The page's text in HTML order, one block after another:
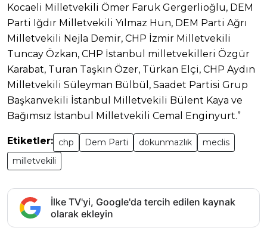
Kocaeli Milletvekili Ömer Faruk Gergerlioğlu, DEM
Parti Iğdır Milletvekili Yılmaz Hun, DEM Parti Ağrı
Milletvekili Nejla Demir, CHP İzmir Milletvekili
Tuncay Özkan, CHP İstanbul milletvekilleri Özgür
Karabat, Turan Taşkın Özer, Türkan Elçi, CHP Aydın
Milletvekili Süleyman Bülbül, Saadet Partisi Grup
Başkanvekili İstanbul Milletvekili Bülent Kaya ve
Bağımsız İstanbul Milletvekili Cemal Enginyurt.”
Etiketler: chp Dem Parti dokunmazlık
meclis
milletvekili
İlke TV'yi, Google'da tercih edilen kaynak
olarak ekleyin